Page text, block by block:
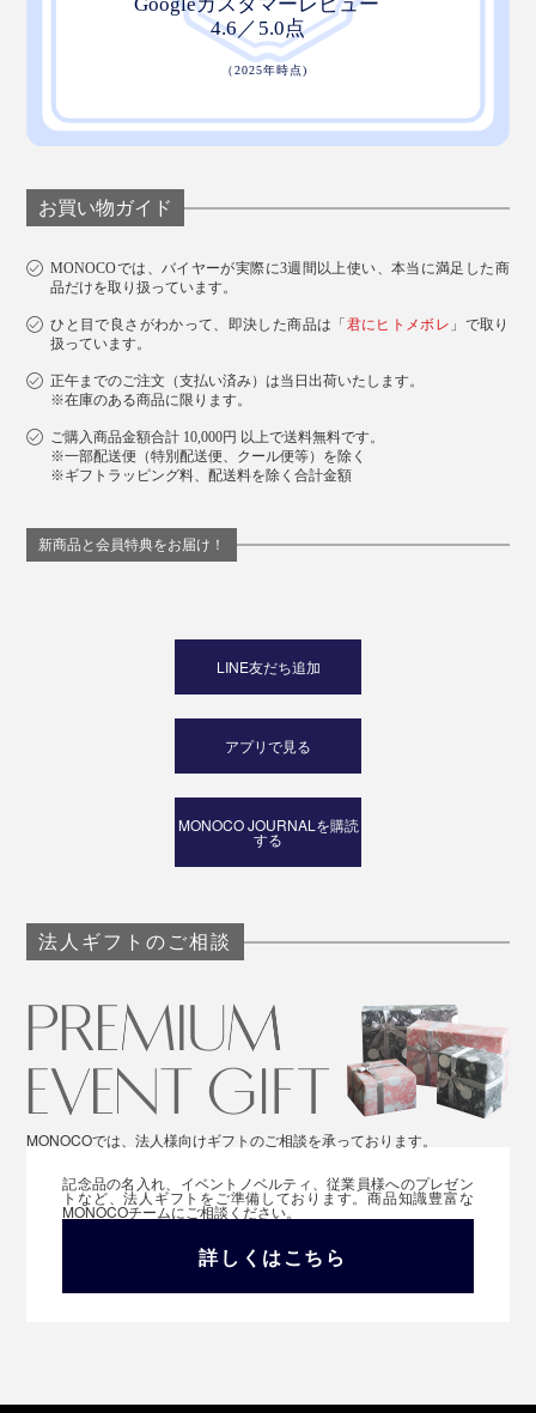
お買い物ガイド
MONOCOでは、バイヤーが実際に3週間以上使い、本当に満足した商
品だけを取り扱っています。
ひと目で良さがわかって、即決した商品は「 君にヒトメボレ 」で取り
扱っています。
正午までのご注文（支払い済み）は当日出荷いたします。
※在庫のある商品に限ります。
ご購入商品金額合計 10,000円 以上で送料無料です。
※一部配送便（特別配送便、クール便等）を除く
※ギフトラッピング料、配送料を除く合計金額
新商品と会員特典をお届け！
LINE友だち追加
アプリで見る
MONOCO JOURNALを購読
する
法人ギフトのご相談
MONOCOでは、法人様向けギフトのご相談を承っております。
記念品の名入れ、イベントノベルティ、従業員様へのプレゼン
トなど、法人ギフトをご準備しております。商品知識豊富な
MONOCOチームにご相談ください。
詳しくはこちら